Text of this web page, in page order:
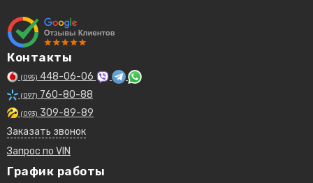
Контакты
(095) 448-06-06
(097) 760-80-88
(093) 309-89-89
Заказать звонок
Запрос по VIN
График работы